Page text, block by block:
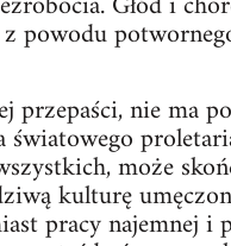
powodu
przepaści, nie ma
może
kulturę
pracy najemnej i